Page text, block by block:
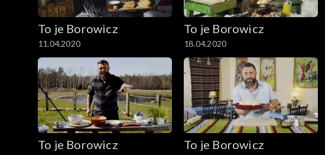
To je Borowicz
11.04.2020
To je Borowicz
18.04.2020
To je Borowicz To je Borowicz